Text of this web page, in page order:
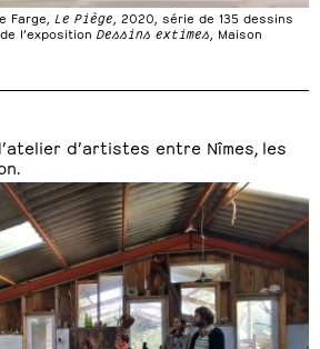
Farge, Le Piège, 2020, série de 135 dessins
l’exposition Dessins extimes, Maison
d’artistes entre Nîmes, les